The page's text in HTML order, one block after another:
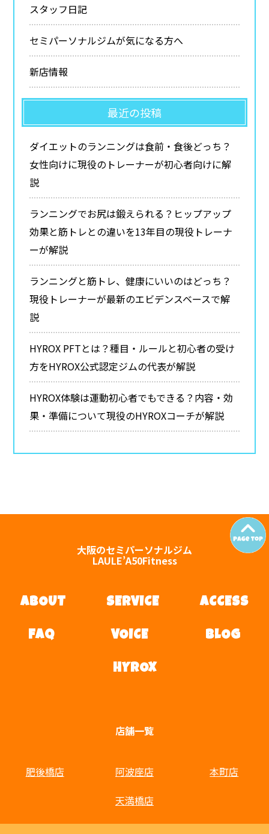
スタッフ日記
セミパーソナルジムが気になる方へ
新店情報
最近の投稿
ダイエットのランニングは食前・食後どっち？
女性向けに現役のトレーナーが初心者向けに解
説
ランニングでお尻は鍛えられる？ヒップアップ
効果と筋トレとの違いを13年目の現役トレーナ
ーが解説
ランニングと筋トレ、健康にいいのはどっち？
現役トレーナーが最新のエビデンスベースで解
説
HYROX PFTとは？種目・ルールと初心者の受け
方をHYROX公式認定ジムの代表が解説
HYROX体験は運動初心者でもできる？内容・効
果・準備について現役のHYROXコーチが解説
大阪のセミパーソナルジム
LAULE’A50Fitness
ABOUT SERVICE ACCESS
FAQ VOICE BLOG
HYROX
店舗一覧
肥後橋店 阿波座店
本町店
天満橋店